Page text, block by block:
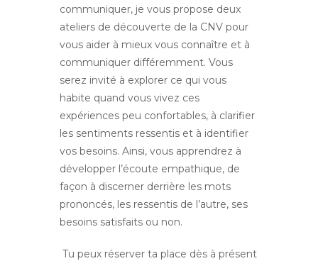
communiquer, je vous propose deux
ateliers de découverte de la CNV pour
vous aider à mieux vous connaître et à
communiquer différemment. Vous
serez invité à explorer ce qui vous
habite quand vous vivez ces
expériences peu confortables, à clarifier
les sentiments ressentis et à identifier
vos besoins. Ainsi, vous apprendrez à
développer l’écoute empathique, de
façon à discerner derrière les mots
prononcés, les ressentis de l’autre, ses
besoins satisfaits ou non.
Tu peux réserver ta place dès à présent